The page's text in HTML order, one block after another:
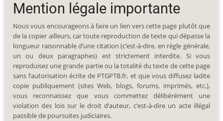
Mention légale importante
Nous vous encourageons à faire un lien vers cette page plutôt que
de la copier ailleurs, car toute reproduction de texte qui dépasse la
longueur raisonnable d’une citation (c’est-à-dire, en règle générale,
un ou deux paragraphes) est strictement interdite. Si vous
reproduisez une grande partie ou la totalité du texte de cette page
sans l’autorisation écrite de PTGPTB.fr, et que vous diffusez ladite
copie publiquement (sites Web, blogs, forums, imprimés, etc.),
vous reconnaissez que vous commettez délibérément une
violation des lois sur le droit d’auteur, c’est-à-dire un acte illégal
passible de poursuites judiciaires.